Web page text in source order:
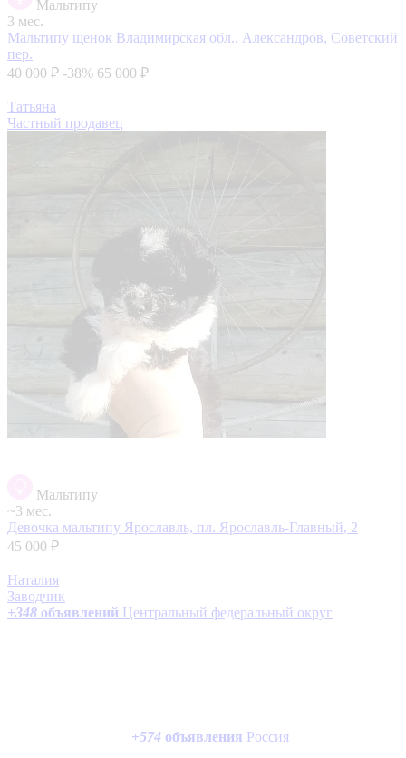
Мальтипу
3 мес.
Мальтипу щенок Владимирская обл., Александров, Советский
пер.
40 000 ₽ -38% 65 000 ₽
Татьяна
Частный продавец
Мальтипу
~3 мес.
Девочка мальтипу Ярославль, пл. Ярославль-Главный, 2
45 000 ₽
Наталия
Заводчик
+348 объявлений Центральный федеральный округ
+574 объявления Россия